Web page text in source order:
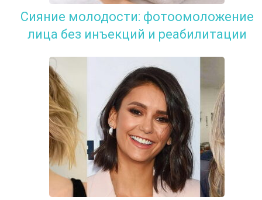
Сияние молодости: фотоомоложение
лица без инъекций и реабилитации